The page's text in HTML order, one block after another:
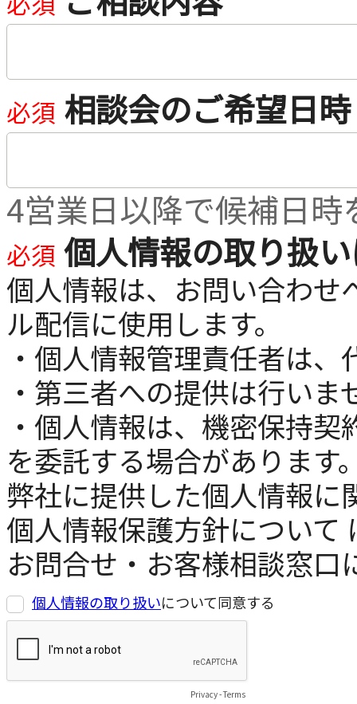
相談会のご希望日時
4営業日以降で候補日
個人情報の取り扱
個人情報の取り扱いについて同意する
Privacy-Terms